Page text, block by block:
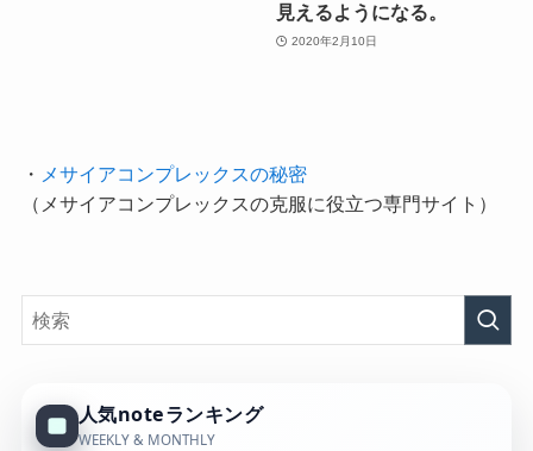
見えるようになる。
2020年2月10日
・
メサイアコンプレックスの秘密
（メサイアコンプレックスの克服に役立つ専門サイト）
人気noteランキング
WEEKLY & MONTHLY